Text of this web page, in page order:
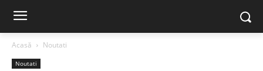
Acasă Noutati
Noutati